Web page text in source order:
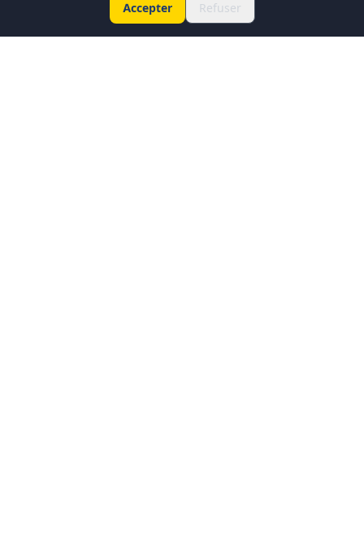
Accepter
Refuser